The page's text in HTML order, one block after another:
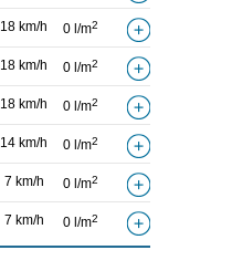
18 km/h 0 l/m2
18 km/h 0 l/m2
18 km/h 0 l/m2
14 km/h 0 l/m2
7 km/h 0 l/m2
7 km/h 0 l/m2